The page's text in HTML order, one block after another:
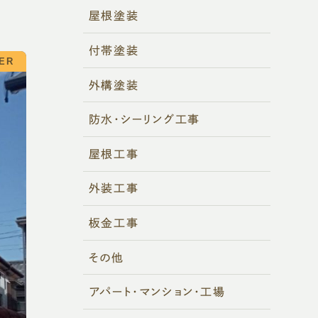
屋根塗装
付帯塗装
外構塗装
防水・シーリング工事
屋根工事
外装工事
板金工事
その他
アパート・マンション・工場